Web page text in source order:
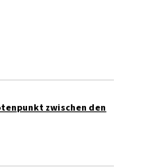
zwischen den